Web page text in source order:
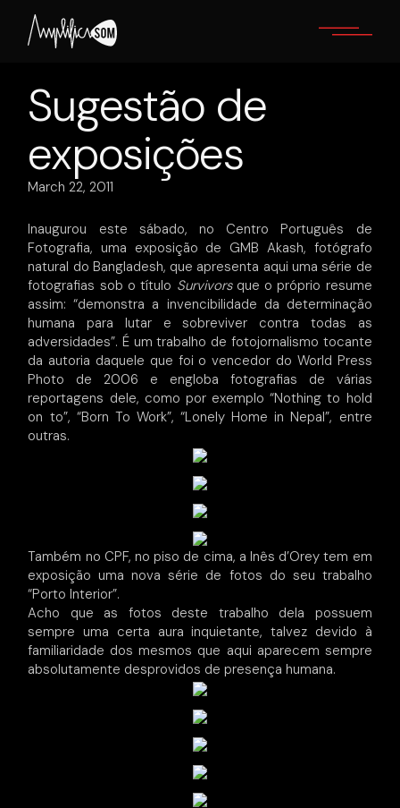
content
Sugestão de
exposições
March 22, 2011
Inaugurou este sábado, no Centro Português de
Fotografia, uma exposição de GMB Akash, fotógrafo
natural do Bangladesh, que apresenta aqui uma série de
fotografias sob o título Survivorsque o próprio resume
assim: “demonstra a invencibilidade da determinação
humana para lutar e sobreviver contra todas as
adversidades”. É um trabalho de fotojornalismo tocante
da autoria daquele que foi o vencedor do World Press
Photo de 2006 e engloba fotografias de várias
reportagens dele, como por exemplo “Nothing to hold
on to”, “Born To Work”, “Lonely Home in Nepal”, entre
outras.
Também no CPF, no piso de cima, a Inês d’Orey tem em
exposição uma nova série de fotos do seu trabalho
“Porto Interior”.
Acho que as fotos deste trabalho dela possuem
sempre uma certa aura inquietante, talvez devido à
familiaridade dos mesmos que aqui aparecem sempre
absolutamente desprovidos de presença humana.